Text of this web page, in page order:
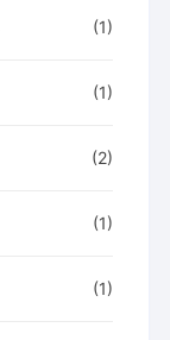
(1)
(1)
(2)
(1)
(1)